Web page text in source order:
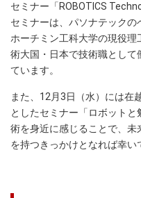
セミナー「ROBOTICS
セミナーは、パソナテック
ホーチミン工科大学の現役
術大国・日本で技術職として
ています。
また、12月3日（水）には在
としたセミナー「ロボット
術を身近に感じることで、
を持つきっかけとなれば幸い